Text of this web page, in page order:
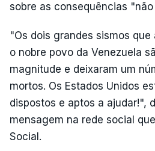
sobre as consequências
"Os dois grandes sismos
o nobre povo da Venezuela
magnitude e deixaram um
mortos. Os Estados Unidos
dispostos e aptos a ajudar!",
mensagem na rede social
Social.